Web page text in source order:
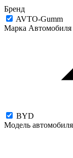
Бренд
AVTO-Gumm
Марка Автомобиля
BYD
Модель автомобиля